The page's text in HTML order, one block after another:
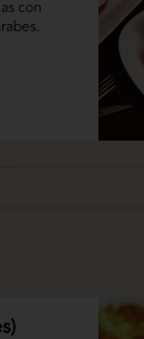
con